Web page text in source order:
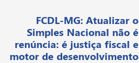
FCDL-MG: Atualizar o
Simples Nacional não é
renúncia: é justiça fiscal e
motor de desenvolvimento